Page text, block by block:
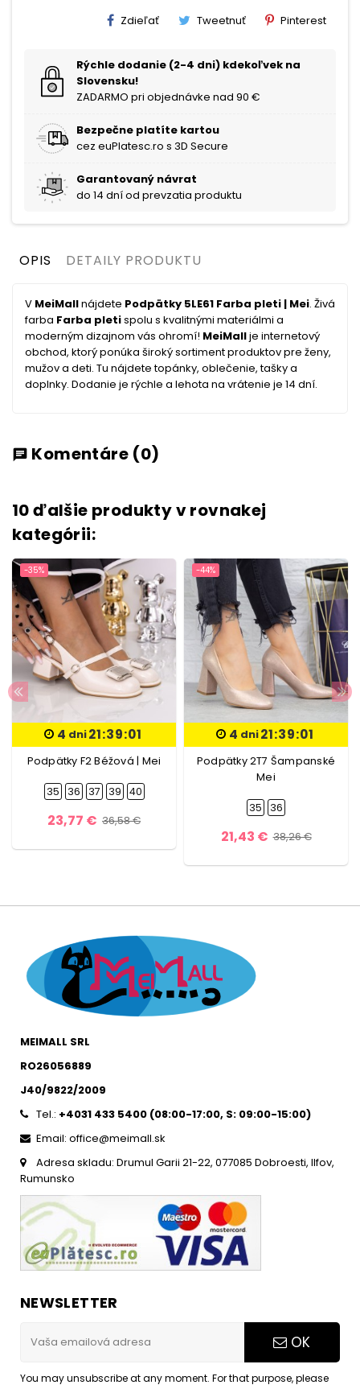
Zdieľať Tweetnuť Pinterest
Rýchle dodanie (2-4 dni) kdekoľvek na
Slovensku!
ZADARMO pri objednávke nad 90 €
Bezpečne platíte kartou
cez euPlatesc.ro s 3D Secure
Garantovaný návrat
do 14 dní od prevzatia produktu
OPIS DETAILY PRODUKTU
V MeiMallnájdete Podpätky 5LE61 Farba pleti | Mei. Živá
farba Farba pletispolu s kvalitnými materiálmi a
moderným dizajnom vás ohromí! MeiMallje internetový
obchod, ktorý ponúka široký sortiment produktov pre ženy,
mužov a deti. Tu nájdete topánky, oblečenie, tašky a
doplnky. Dodanie je rýchle a lehota na vrátenie je 14 dní.
chat Komentáre (0)
10 ďalšie produkty v rovnakej
kategórii:
-35%
4 dni21:39:01
Podpätky F2 Béžová | Mei
35 36 37 39 40
23,77 € 36,58 €
-44%
4 dni21:39:01
Podpätky 2T7 Šampanské
Mei
35 36
21,43 € 38,26 €
MEIMALL SRL
RO26056889
J40/9822/2009
Tel.: +4031 433 5400 (08:00-17:00, S: 09:00-15:00)
Email: office@meimall.sk
Adresa skladu: Drumul Garii 21-22, 077085 Dobroesti, Ilfov,
Rumunsko
NEWSLETTER
OK
You may unsubscribe at any moment. For that purpose, please